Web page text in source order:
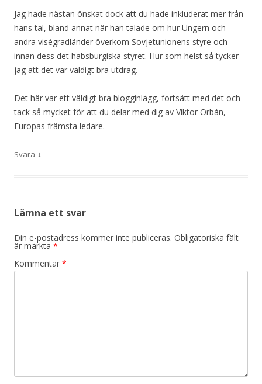
Jag hade nästan önskat dock att du hade inkluderat mer från
hans tal, bland annat när han talade om hur Ungern och
andra viségradländer överkom Sovjetunionens styre och
innan dess det habsburgiska styret. Hur som helst så tycker
jag att det var väldigt bra utdrag.
Det här var ett väldigt bra blogginlägg, fortsätt med det och
tack så mycket för att du delar med dig av Viktor Orbán,
Europas främsta ledare.
Svara ↓
Lämna ett svar
Din e-postadress kommer inte publiceras. Obligatoriska fält
är märkta *
Kommentar *